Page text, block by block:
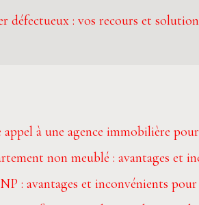
défectueux : vos recours et
à une agence immobilière
non meublé : avantages et
: avantages et inconvénients